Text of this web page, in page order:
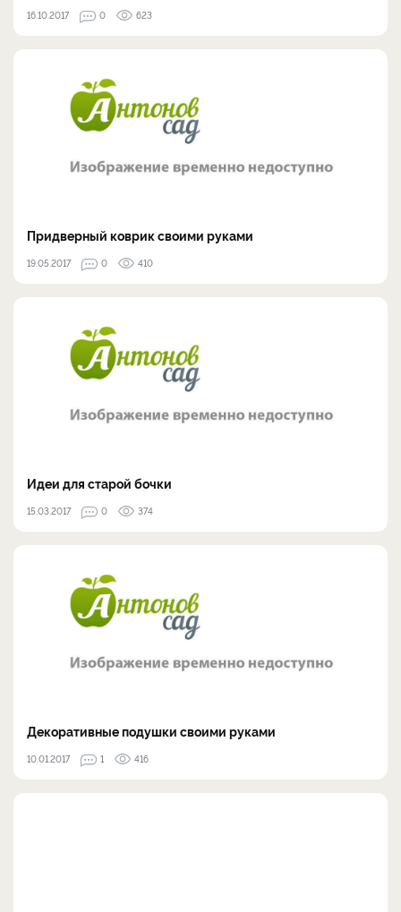
16.10.2017 0 623
Придверный коврик своими руками
19.05.2017 0 410
Идеи для старой бочки
15.03.2017 0 374
Декоративные подушки своими руками
10.01.2017 1 416